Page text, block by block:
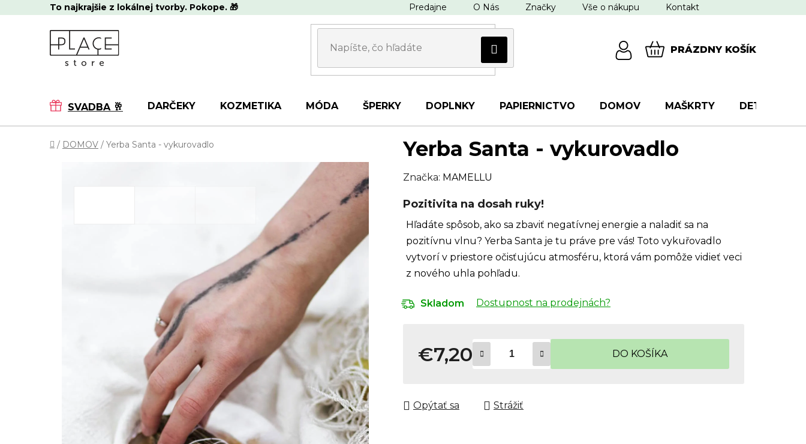
na
To najkrajšie z lokálnej tvorby. Pokope. 🎁 Predajne O Nás Značky Vše o nákupu Kontakt
PRÁZDNY KOŠÍK
SVADBA 🥂 DARČEKY KOZMETIKA MÓDA ŠPERKY DOPLNKY PAPIERNICTVO DOMOV MAŠKRTY DETI
Domov
/ DOMOV / Yerba Santa - vykurovadlo Yerba Santa - vykurovadlo
Značka: MAMELLU
Pozitivita na dosah ruky!
Hľadáte spôsob, ako sa zbaviť negatívnej energie a naladiť sa na
pozitívnu vlnu? Yerba Santa je tu práve pre vás! Toto vykuřovadlo
vytvorí v priestore očisťujúcu atmosféru, ktorá vám pomôže vidieť veci
z nového uhla pohľadu.
Skladom Dostupnost na prodejnách?
€7,20 DO KOŠÍKA
Opýtať sa Strážiť